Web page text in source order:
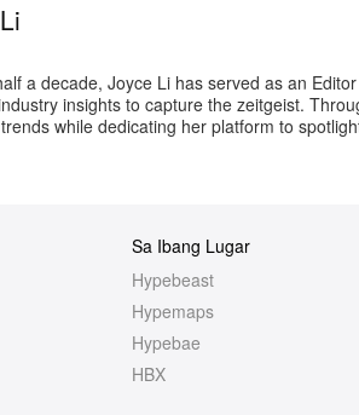
a decade, Joyce Li has served as an
insights to capture the zeitgeist.
while dedicating her platform to
Sa Ibang Lugar
Hypebeast
Hypemaps
Hypebae
HBX